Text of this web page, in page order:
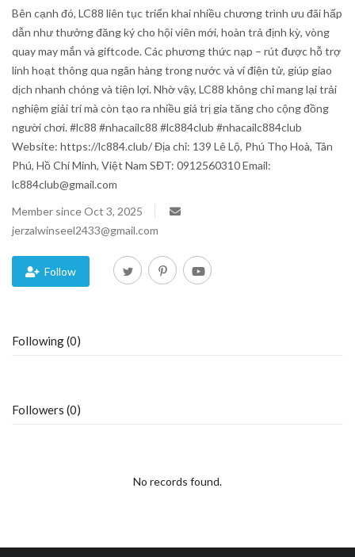
Gallery
Blog
Trending
Fashion
Sitemap
News
Business
Bên cạnh đó, LC88 liên tục triển khai nhiều chương trình ưu đãi hấp
dẫn như thưởng đăng ký cho hội viên mới, hoàn trả định kỳ, vòng
quay may mắn và giftcode. Các phương thức nạp – rút được hỗ trợ
linh hoạt thông qua ngân hàng trong nước và ví điện tử, giúp giao
dịch nhanh chóng và tiện lợi. Nhờ vậy, LC88 không chỉ mang lại trải
nghiệm giải trí mà còn tạo ra nhiều giá trị gia tăng cho cộng đồng
người chơi. #lc88 #nhacailc88 #lc884club #nhacailc884club
Website: https://lc884.club/ Địa chỉ: 139 Lê Lộ, Phú Thọ Hoà, Tân
Phú, Hồ Chí Minh, Việt Nam SĐT: 0912560310 Email:
lc884club@gmail.com
Member since Oct 3, 2025
jerzalwinseel2433@gmail.com
Follow
Following (0)
Followers (0)
No records found.